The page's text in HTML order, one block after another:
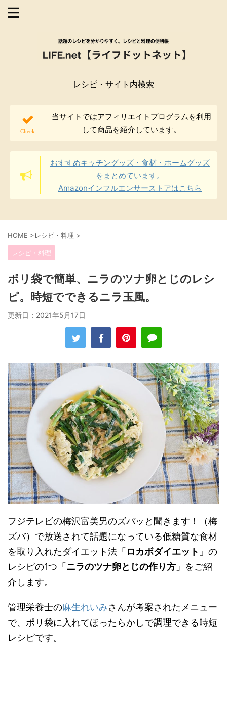
レシピ・サイト内検索
当サイトではアフィリエイトプログラムを利用
して商品を紹介しています。
おすすめキッチングッズ・食材・ホームグッズ
をまとめています。
Amazonインフルエンサーストアはこちら
HOME >レシピ・料理 >
レシピ・料理
ポリ袋で簡単、ニラのツナ卵とじのレシ
ピ。時短でできるニラ玉風。
更新日： 2021年5月17日
フジテレビの梅沢富美男のズバッと聞きます！（梅
ズバ）で放送されて話題になっている低糖質な食材
を取り入れたダイエット法「ロカボダイエット 」の
レシピの1つ「ニラのツナ卵とじの作り方 」をご紹
介します。
管理栄養士の麻生れいみさんが考案されたメニュー
で、ポリ袋に入れてほったらかしで調理できる時短
レシピです。